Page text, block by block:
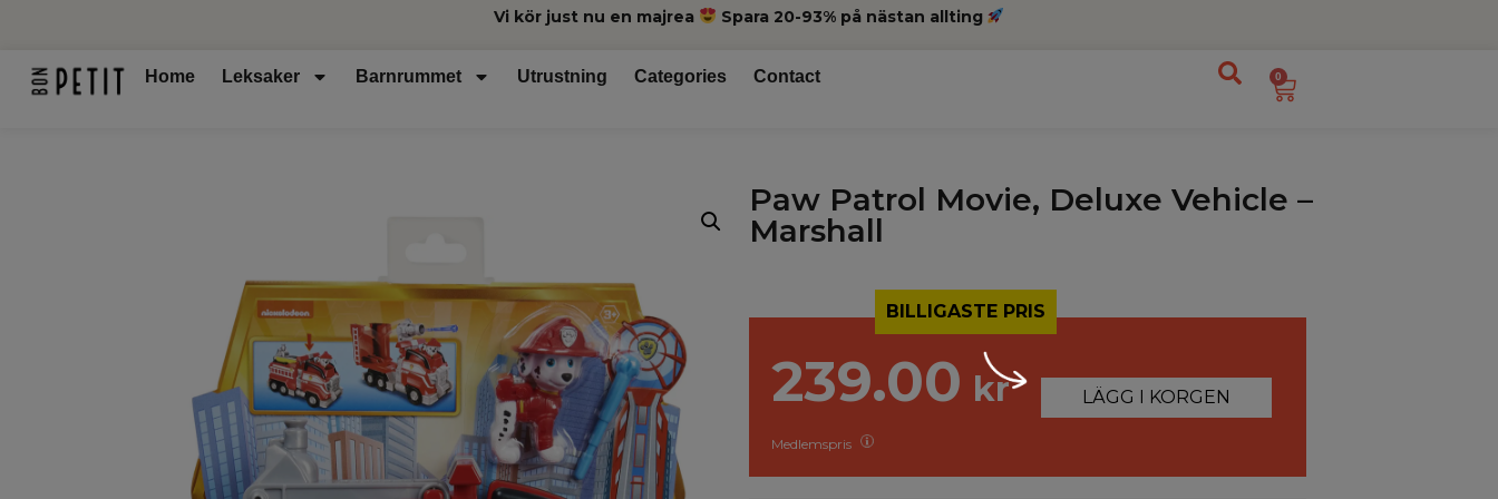
Vi kör just nu en majrea Spara 20-93% på nästan allting
Home Leksaker Barnrummet Utrustning Categories Contact 0
Paw Patrol Movie, Deluxe Vehicle –
Marshall
BILLIGASTE PRIS
239.00 kr
Medlemspris
LÄGG I KORGEN